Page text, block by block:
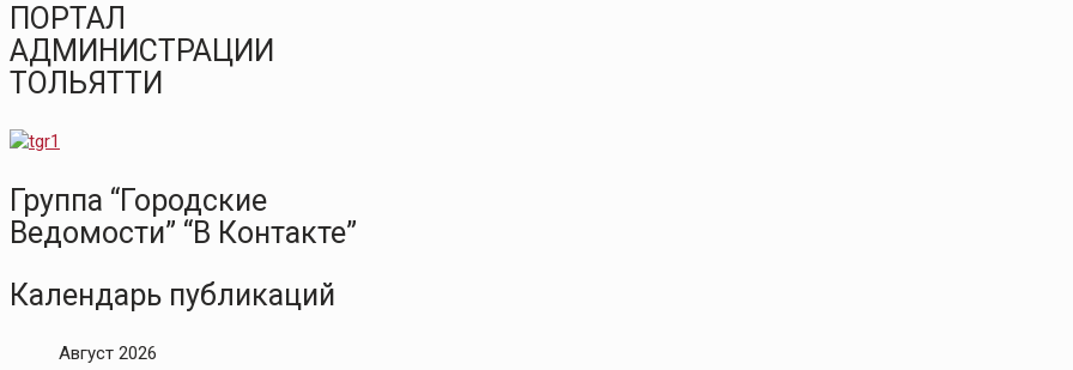
ПОРТАЛ
АДМИНИСТРАЦИИ
ТОЛЬЯТТИ
Группа “Городские
Ведомости” “В Контакте”
Календарь публикаций
Август 2026